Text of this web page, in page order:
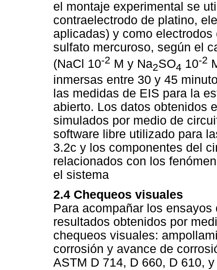
el montaje experimental se
contraelectrodo de platino,
aplicadas) y como
sulfato mercuroso, según el
(NaCl 10-2 M y Na2SO4 10-2
inmersas entre 30 y 45
las medidas de EIS para la
abierto. Los datos obtenidos
simulados por medio de
software libre utilizado para
3.2c y los componentes del
relacionados con los
el sistema
2.4 Chequeos visuales
Para acompañar los
resultados obtenidos por
chequeos visuales:
corrosión y avance de
ASTM D 714, D 660, D 610,